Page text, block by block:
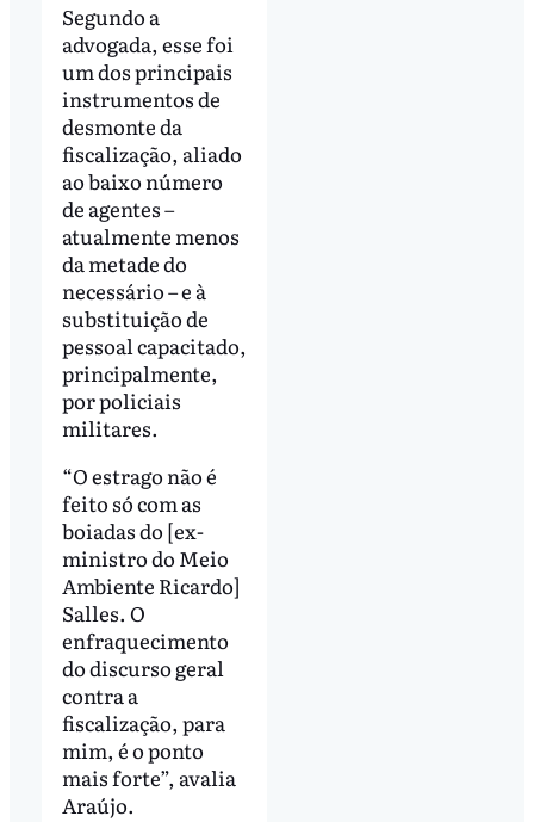
Segundo a
advogada, esse foi
um dos principais
instrumentos de
desmonte da
fiscalização, aliado
ao baixo número
de agentes –
atualmente menos
da metade do
necessário – e à
substituição de
pessoal capacitado,
principalmente,
por policiais
militares.
“O estrago não é
feito só com as
boiadas do [ex-
ministro do Meio
Ambiente Ricardo]
Salles. O
enfraquecimento
do discurso geral
contra a
fiscalização, para
mim, é o ponto
mais forte”, avalia
Araújo.